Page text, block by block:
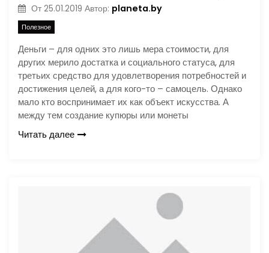
От 25.01.2019 Автор: planeta.by
Полезное
Деньги – для одних это лишь мера стоимости, для
других мерило достатка и социального статуса, для
третьих средство для удовлетворения потребностей и
достижения целей, а для кого-то – самоцель. Однако
мало кто воспринимает их как объект искусства. А
между тем создание купюры или монеты
Читать далее